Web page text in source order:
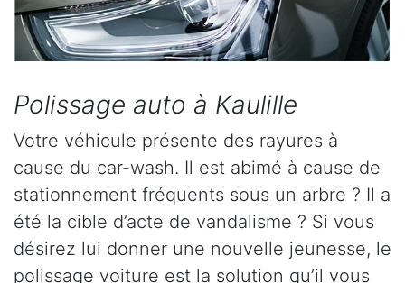
Polissage auto à Kaulille
Votre véhicule présente des rayures à
cause du car-wash. Il est abimé à cause de
stationnement fréquents sous un arbre ? Il a
été la cible d’acte de vandalisme ? Si vous
désirez lui donner une nouvelle jeunesse, le
polissage voiture est la solution qu’il vous